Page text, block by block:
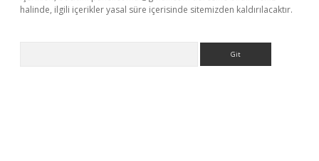
halinde, ilgili içerikler yasal süre içerisinde sitemizden kaldırılacaktır.